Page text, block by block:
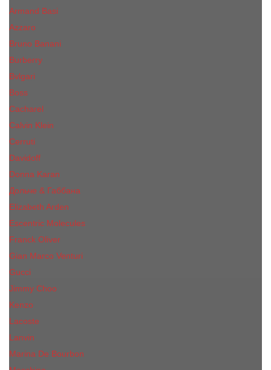
Armand Basi
Azzaro
Bruno Banani
Burberry
Bvlgari
Boss
Cacharel
Calvin Klein
Cerruti
Davidoff
Donna Karan
Дольче & Габбана
Elizabeth Arden
Escentric Molecules
Franck Oliver
Gian Marco Venturi
Gucci
Jimmy Choo
Kenzo
Lacoste
Lanvin
Marina De Bourbon